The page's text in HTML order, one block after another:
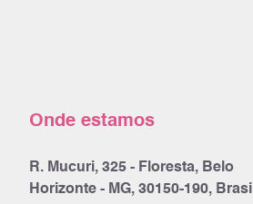
Onde estamos
R. Mucuri, 325 - Floresta, Belo
Horizonte - MG, 30150-190, Brasil